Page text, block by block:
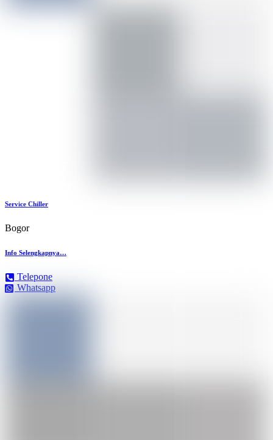
Service Chiller
Bogor
Info Selengkapnya…
Telepone
Whatsapp